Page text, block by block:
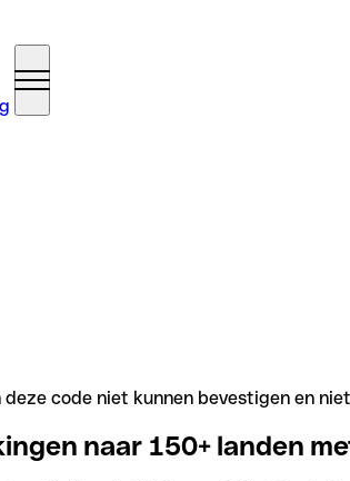
code niet kunnen bevestigen en
naar 150+ landen